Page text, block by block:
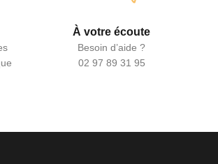
À votre écoute
Besoin d’aide ?
02 97 89 31 95